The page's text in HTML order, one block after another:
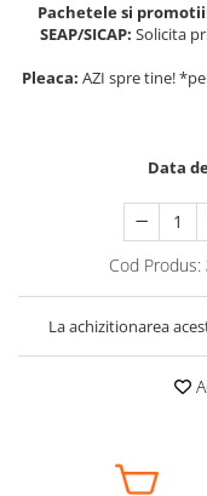
Puericultura mare
Somnul bebelusului
Carucioare si scaune
Ingrijire bebe si mama
Igiena si ingrijire
Accesorii bebelusi /
Perne si saltele
Diversificare bebelusi
Jucarii copii si jocuri
Pachetele si
SEAP/SICAP: Solicita
Pleaca: AZI spre tine!
Data
Cod Produs:
La achizitionarea